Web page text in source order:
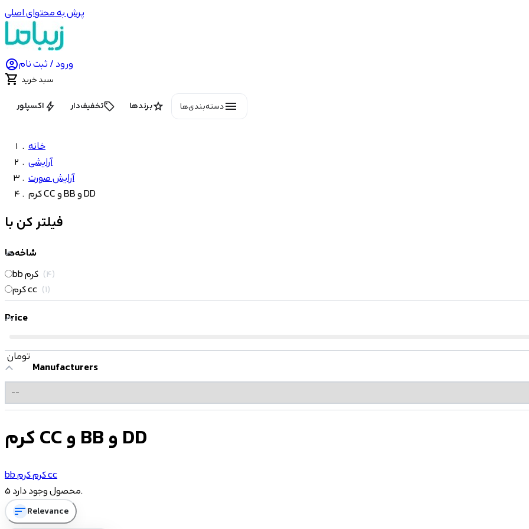
پرش به محتوای اصلی
ورود / ثبت نام
 سبد خرید
menuدسته‌بندی‌ها starبرندها local_offerتخفیف‌دار boltاکسپلور
خانه
آرایشی
آرایش صورت
کرم CC و BB و DD
فیلتر کن با
شاخه‌ها
bb کرم 4
کرم cc 1
Price
تومان
Manufacturers
کرم CC و BB و DD
bb کرمکرم cc
5 محصول وجود دارد.
sortRelevance